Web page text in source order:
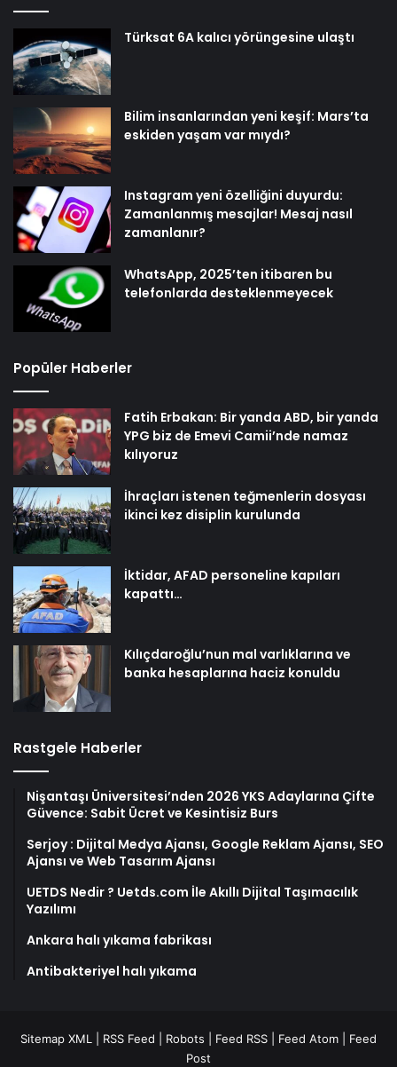
Türksat 6A kalıcı yörüngesine ulaştı
Bilim insanlarından yeni keşif: Mars’ta
eskiden yaşam var mıydı?
Instagram yeni özelliğini duyurdu:
Zamanlanmış mesajlar! Mesaj nasıl
zamanlanır?
WhatsApp, 2025’ten itibaren bu
telefonlarda desteklenmeyecek
Popüler Haberler
Fatih Erbakan: Bir yanda ABD, bir yanda
YPG biz de Emevi Camii’nde namaz
kılıyoruz
İhraçları istenen teğmenlerin dosyası
ikinci kez disiplin kurulunda
İktidar, AFAD personeline kapıları
kapattı…
Kılıçdaroğlu’nun mal varlıklarına ve
banka hesaplarına haciz konuldu
Rastgele Haberler
Nişantaşı Üniversitesi’nden 2026 YKS Adaylarına Çifte
Güvence: Sabit Ücret ve Kesintisiz Burs
Serjoy : Dijital Medya Ajansı, Google Reklam Ajansı, SEO
Ajansı ve Web Tasarım Ajansı
UETDS Nedir ? Uetds.com İle Akıllı Dijital Taşımacılık
Yazılımı
Ankara halı yıkama fabrikası
Antibakteriyel halı yıkama
Sitemap XML RSS Feed Robots Feed RSS Feed Atom
Feed
Post